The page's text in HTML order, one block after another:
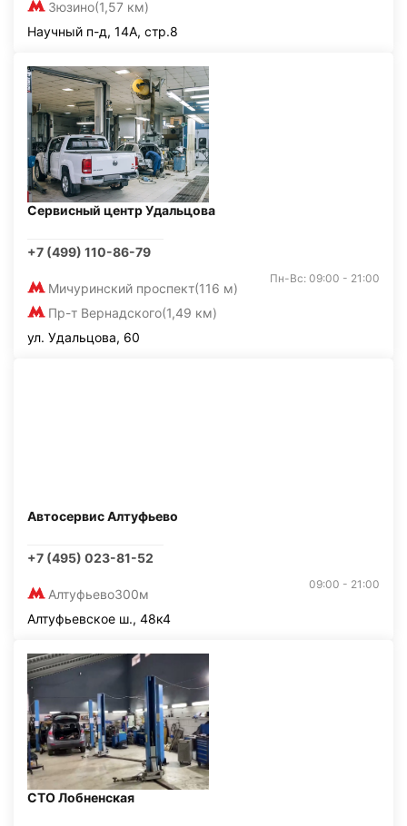
Зюзино(1,57 км)
Научный п-д, 14А, стр.8
Сервисный центр Удальцова
+7 (499) 110-86-79
Мичуринский проспект(116 м)
Пр-т Вернадского(1,49 км)
Пн-Вс: 09:00 - 21:00
ул. Удальцова, 60
Автосервис Алтуфьево
+7 (495) 023-81-52
Алтуфьево300м
09:00 - 21:00
Алтуфьевское ш., 48к4
СТО Лобненская